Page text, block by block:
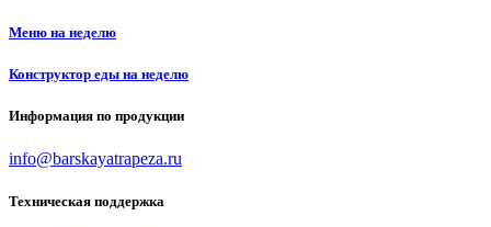
Меню на неделю
Конструктор еды на неделю
Информация по продукции
info@barskayatrapeza.ru
Техническая поддержка